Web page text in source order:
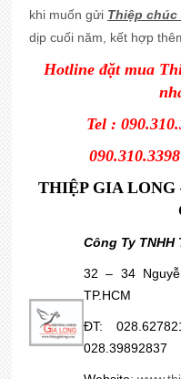
khi muốn gửi Thiệp chúc
dịp cuối năm, kết hợp
Hotline đặt mua
Tel :
THIỆP GIA LONG
Công Ty TNHH
32 – 34
TP.HCM
ĐT:
028.39892837